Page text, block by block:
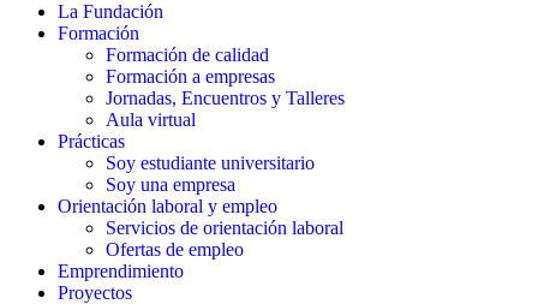
La Fundación
Formación
Formación de calidad
Formación a empresas
Jornadas, Encuentros y Talleres
Aula virtual
Prácticas
Soy estudiante universitario
Soy una empresa
Orientación laboral y empleo
Servicios de orientación laboral
Ofertas de empleo
Emprendimiento
Proyectos